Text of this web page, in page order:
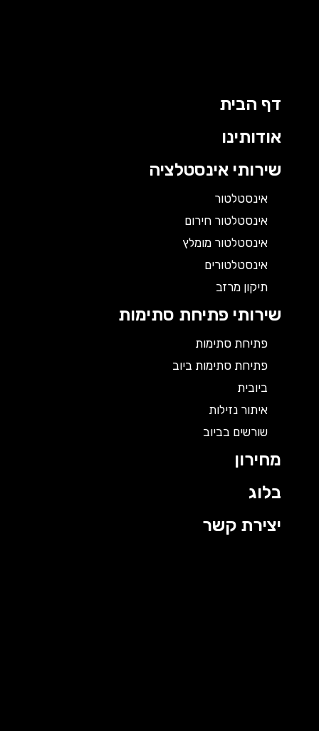
דף הבית
אודותינו
שירותי אינסטלציה
אינסטלטור
אינסטלטור חירום
אינסטלטור מומלץ
אינסטלטורים
תיקון מרזב
שירותי פתיחת סתימות
פתיחת סתימות
פתיחת סתימות ביוב
ביובית
איתור נזילות
שורשים בביוב
מחירון
בלוג
יצירת קשר